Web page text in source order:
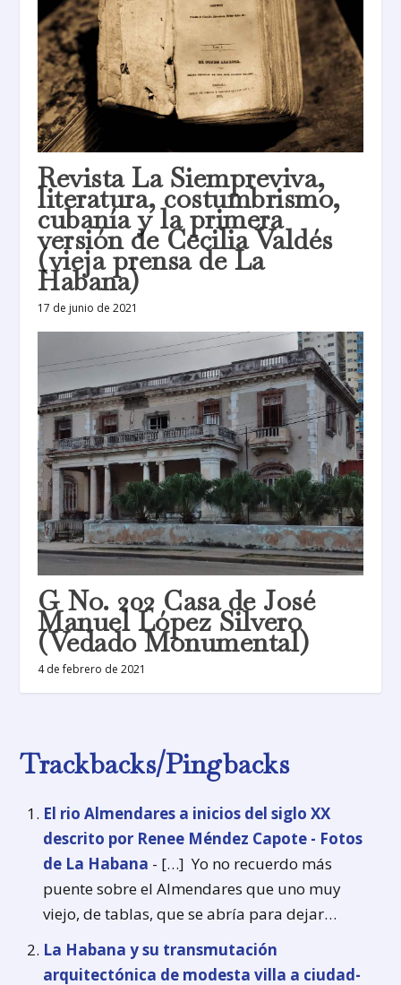
Revista La Siempreviva,
literatura, costumbrismo,
cubanía y la primera
versión de Cecilia Valdés
(vieja prensa de La
Habana)
17 de junio de 2021
G No. 202 Casa de José
Manuel López Silvero
(Vedado Monumental)
4 de febrero de 2021
Trackbacks/Pingbacks
El rio Almendares a inicios del siglo XX
descrito por Renee Méndez Capote - Fotos
de La Habana - […] Yo no recuerdo más
puente sobre el Almendares que uno muy
viejo, de tablas, que se abría para dejar…
La Habana y su transmutación
arquitectónica de modesta villa a ciudad-